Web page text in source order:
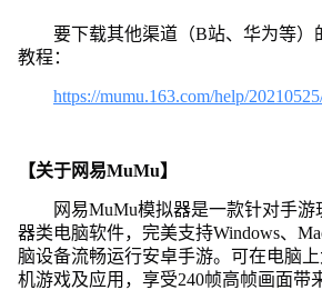
要下载其他渠道（B站、华为等）
教程：
https://mumu.163.com/help/
【关于网易MuMu】
网易MuMu模拟器是一款针对手
器类电脑软件，完美支持Windows、
脑设备流畅运行安卓手游。可在电脑
机游戏及应用，享受240帧高帧画面带